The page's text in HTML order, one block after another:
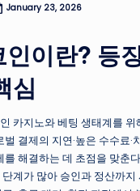
January 23, 2026
인이란? 등
심
카지노와 베팅 생태계를 위
결제의 지연·높은 수수료·
를 해결하는 데 초점을 맞춘
계가 많아 승인과 정산까지